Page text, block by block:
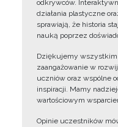
odkrywców.
działania plastyczne
sprawiają, że historia
nauką poprzez
Dziękujemy
zaangażowanie w
uczniów oraz wspólne
inspiracji. Mamy
wartościowym
Opinie uczestników